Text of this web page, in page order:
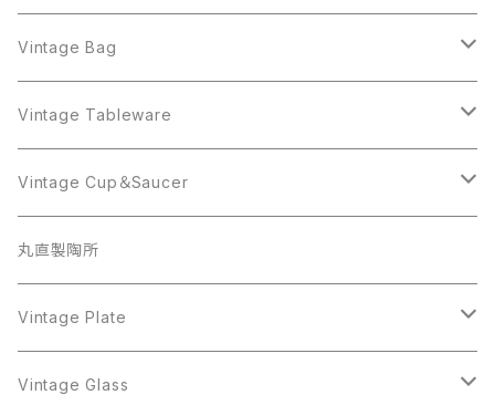
BSK
Cerrito
Sarah Coventry
植物モチーフ
Monet
Trifari
AVON
Sarah Coventry
ALPACA MEXICO
AVON
Beatrix
BSK
Coro
Crown Trifari
Coro
JJ
Lisner
Sarah Coventry
Richelieu
W.Gemany
Coro
Crown Trifari
Monet
Napier
Richelieu
Rhinestone
Vintage Bag
CELINE
Vintage Tableware
Glass
iittala
arcopal
CupSaucer
BAVARIA
Antique Silver
Milk Pot
Pot
Vintage Cup＆Saucer
BAVARIA
Mosa
arcopal
丸直製陶所
Vintage Plate
Figgjo
Vintage Glass